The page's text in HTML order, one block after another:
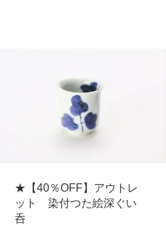
★【40％OFF】アウトレ
ット 染付つた絵深ぐい
呑